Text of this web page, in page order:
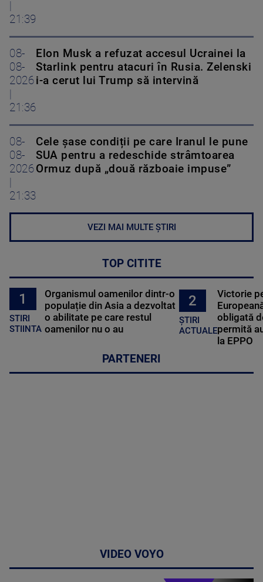
21:39
08-
08-
2026
21:36
Elon Musk a refuzat accesul Ucrainei la
Starlink pentru atacuri în Rusia. Zelenski
i-a cerut lui Trump să intervină
08-
08-
2026
21:33
Cele șase condiții pe care Iranul le pune
SUA pentru a redeschide strâmtoarea
Ormuz după „două războaie impuse”
VEZI MAI MULTE ȘTIRI
TOP CITITE
1
STIRI
STIINTA
Organismul oamenilor dintr-o
populație din Asia a dezvoltat
o abilitate pe care restul
oamenilor nu o au
2
ȘTIRI
ACTUALE
Victorie
obligată
permită
la EPPO
PARTENERI
VIDEO VOYO